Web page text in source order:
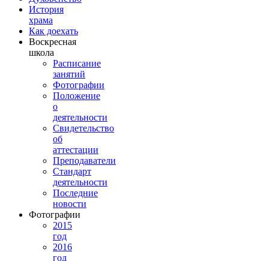
История
храма
Как доехать
Воскресная
школа
Расписание
занятий
Фотографии
Положение
о
деятельности
Свидетельство
об
аттестации
Преподаватели
Стандарт
деятельности
Последние
новости
Фотографии
2015
год
2016
год